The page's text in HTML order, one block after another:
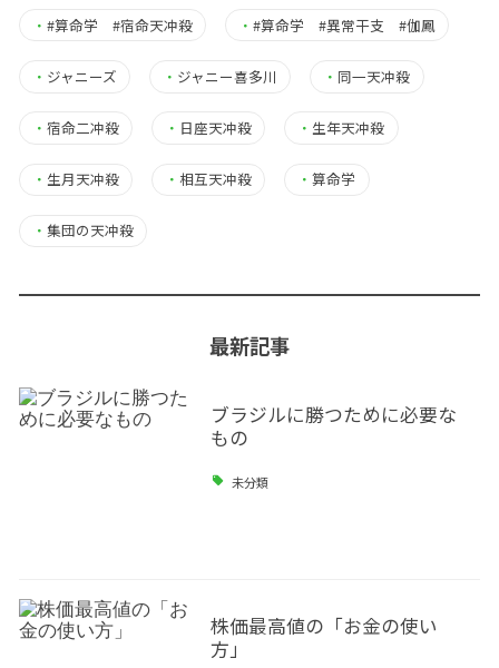
・ #算命学 #宿命天冲殺 ・#算命学 #異常干支 #伽鳳
・ ジャニーズ ・ ジャニー喜多川 ・ 同一天冲殺
・ 宿命二冲殺 ・ 日座天冲殺 ・ 生年天冲殺
・ 生月天冲殺 ・相互天冲殺 ・算命学
・ 集団の天冲殺
最新記事
ブラジルに勝つために必要な
もの
未分類
株価最高値の「お金の使い
方」